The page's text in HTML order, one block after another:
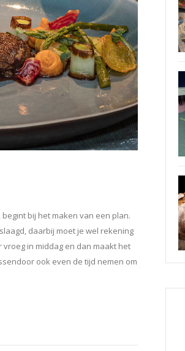
bij het maken van een plan.
daarbij moet je wel rekening
in middag en dan maakt het
ook even de tijd nemen om